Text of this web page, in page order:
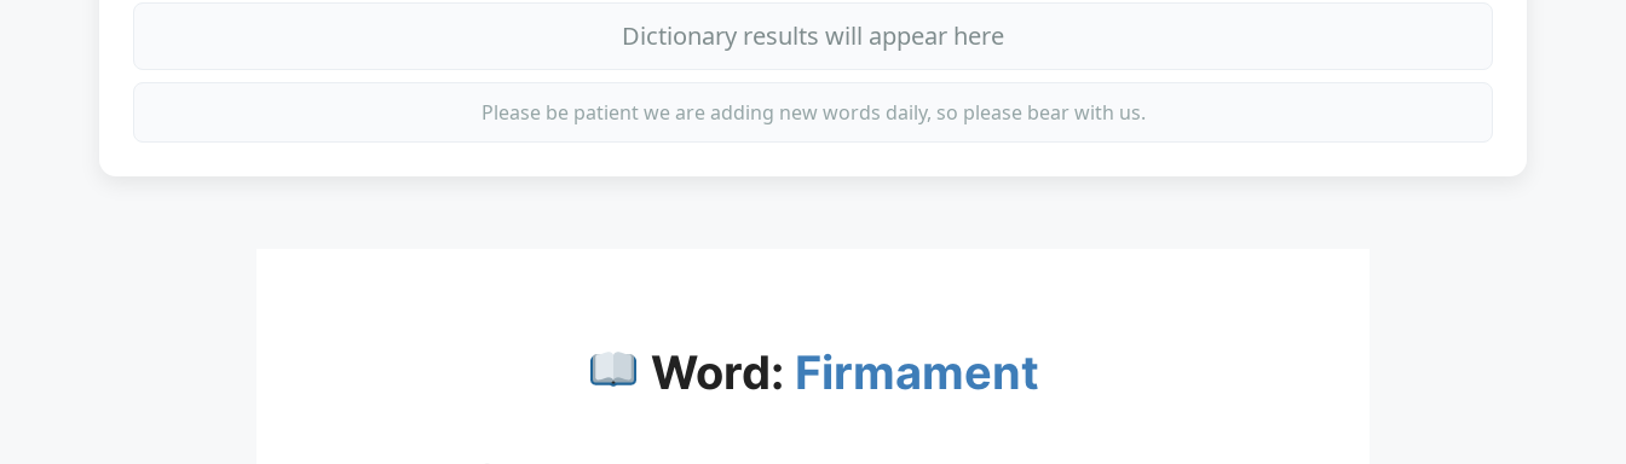
Dictionary results will appear here
Please be patient we are adding new words daily, so please bear with us.
Word: Firmament